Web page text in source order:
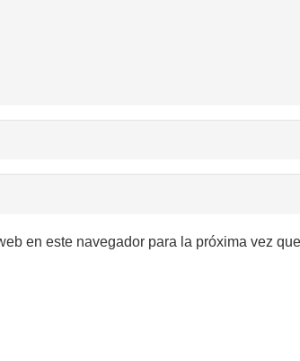
en este navegador para la próxima vez